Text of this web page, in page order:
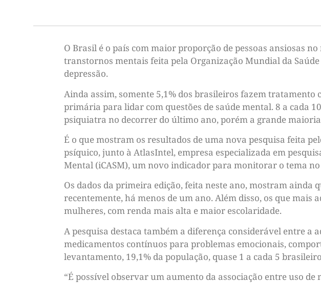
O Brasil é o país com maior proporção de pessoas ansiosas
transtornos mentais feita pela Organização Mundial da
depressão.
Ainda assim, somente 5,1% dos brasileiros fazem
primária para lidar com questões de saúde mental. 8 a cada
psiquiatra no decorrer do último ano, porém a grande
É o que mostram os resultados de uma nova pesquisa feita
psíquico, junto à AtlasIntel, empresa especializada em
Mental (iCASM), um novo indicador para monitorar o tema no
Os dados da primeira edição, feita neste ano, mostram ainda
recentemente, há menos de um ano. Além disso, os que
mulheres, com renda mais alta e maior escolaridade.
A pesquisa destaca também a diferença considerável entre a
medicamentos contínuos para problemas emocionais,
levantamento, 19,1% da população, quase 1 a cada 5
“É possível observar um aumento da associação entre uso